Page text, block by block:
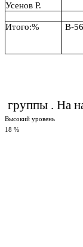
Усенов Р.
Итого:% В-
группы . На
Высокий уровень
18 %